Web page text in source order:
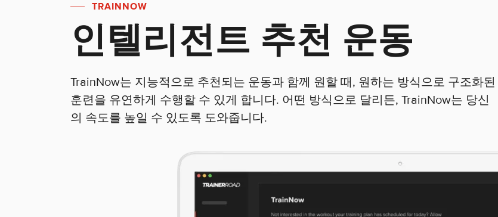
TRAINNOW
인텔리전트 추천 운동
TrainNow는 지능적으로 추천되는 운동과 함께 원할 때, 원하는 방식으로 구조화된
훈련을 유연하게 수행할 수 있게 합니다. 어떤 방식으로 달리든, TrainNow는 당신
의 속도를 높일 수 있도록 도와줍니다.